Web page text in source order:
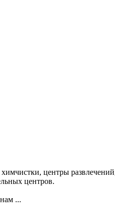
центры
центров.
...